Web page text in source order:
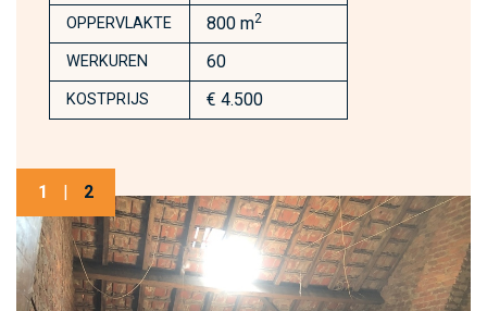
OPPERVLAKTE 800 m2
WERKUREN 60
KOSTPRIJS € 4.500
1 | 2